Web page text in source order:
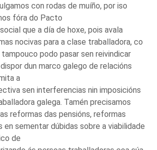
con rodas de muíño, por iso
fóra do Pacto
que a día de hoxe, pois avala
nocivas para a clase traballadora, co
podo pasar sen reivindicar
dun marco galego de relacións
a
sen interferencias nin imposicións
galega. Tamén precisamos
reformas das pensións, reformas
en sementar dúbidas sobre a viabilidade
de